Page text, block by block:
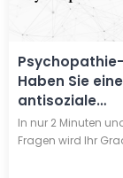
Erfahren Sie mehr
indem Sie diesen
Test machen.
Haben Sie eine
antisoziale
In nur 2 Minuten
Fragen wird Ihr